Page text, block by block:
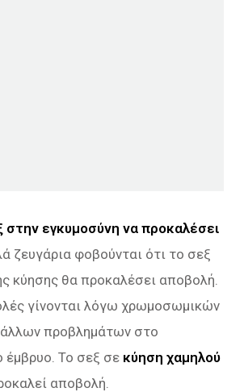
στην εγκυμοσύνη να προκαλέσει
ζευγάρια φοβούνται ότι το σεξ
κύησης θα προκαλέσει αποβολή.
γίνονται λόγω χρωμοσωμικών
προβλημάτων στο
έμβρυο. Το σεξ σε κύηση χαμηλού
αποβολή.